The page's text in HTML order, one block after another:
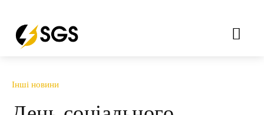
Інші новини